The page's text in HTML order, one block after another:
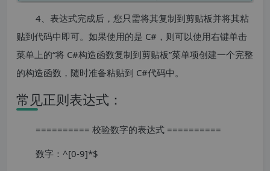
4、表达式完成后，您只需将其复制到剪贴板并将其粘
贴到代码中即可。如果使用的是 C#，则可以使用右键单击
菜单上的“将 C#构造函数复制到剪贴板”菜单项创建一个完整
的构造函数，随时准备粘贴到 C#代码中。
常见正则表达式：
========== 校验数字的表达式 ==========
数字：^[0-9]*$